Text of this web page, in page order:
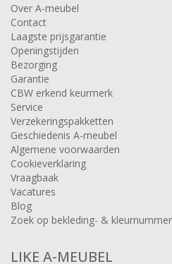
Over A-meubel
Contact
Laagste prijsgarantie
Openingstijden
Bezorging
Garantie
CBW erkend keurmerk
Service
Verzekeringspakketten
Geschiedenis A-meubel
Algemene voorwaarden
Cookieverklaring
Vraagbaak
Vacatures
Blog
Zoek op bekleding- &
LIKE A-MEUBEL